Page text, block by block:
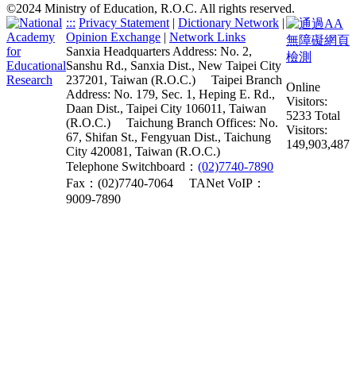
©2024 Ministry of Education, R.O.C. All rights reserved.
::: Privacy Statement | Dictionary Network |
Opinion Exchange | Network Links
Sanxia Headquarters Address: No. 2,
Sanshu Rd., Sanxia Dist., New Taipei City
237201, Taiwan (R.O.C.)
Taipei Branch
Address: No. 179, Sec. 1, Heping E. Rd.,
Daan Dist., Taipei City 106011, Taiwan
(R.O.C.)
Taichung Branch Offices: No.
67, Shifan St., Fengyuan Dist., Taichung
City 420081, Taiwan (R.O.C.)
Telephone Switchboard： (02)7740-7890
Fax：(02)7740-7064
TANet VoIP：
9009-7890
Online
Visitors:
5233 Total
Visitors:
149,903,487